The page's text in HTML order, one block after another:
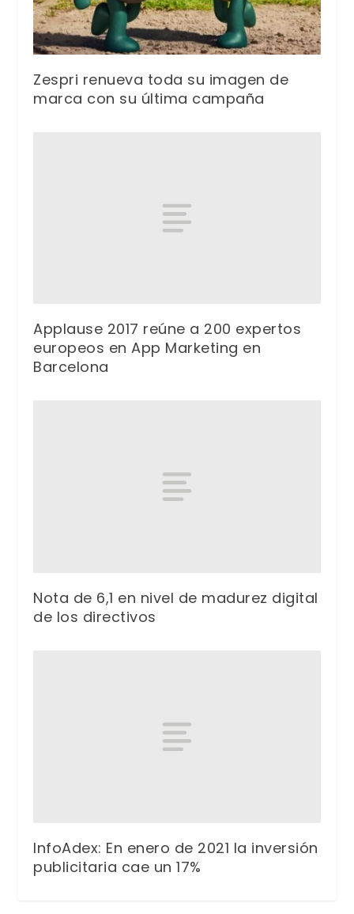
Zespri renueva toda su imagen de
marca con su última campaña
Applause 2017 reúne a 200 expertos
europeos en App Marketing en
Barcelona
Nota de 6,1 en nivel de madurez digital
de los directivos
InfoAdex: En enero de 2021 la inversión
publicitaria cae un 17%